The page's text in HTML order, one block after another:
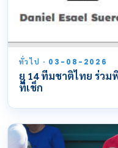
ทั่วไป · 03-08-2026
ยู 14 ทีมชาติไทย ร่วม
ที่เช็ก